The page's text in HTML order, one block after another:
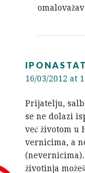
16/03/2012 at
Prijatelju,
se ne dolazi
već životom u
vernicima, a
životinja